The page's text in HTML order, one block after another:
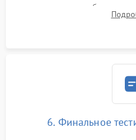
дозированным объемом
электронным весам. Контроль
6. Финальное